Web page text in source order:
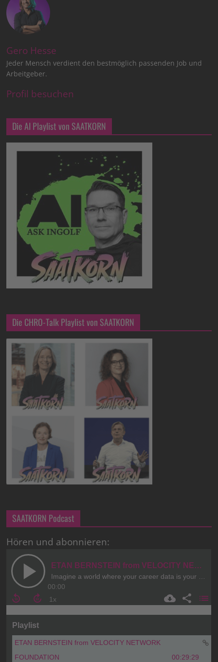
Gero Hesse
Jeder Mensch verdient den bestmöglich passenden Job und
Arbeitgeber.
Profil besuchen
Die AI Playlist von SAATKORN
Die CHRO-Talk Playlist von SAATKORN
SAATKORN Podcast
Hören und abonnieren: